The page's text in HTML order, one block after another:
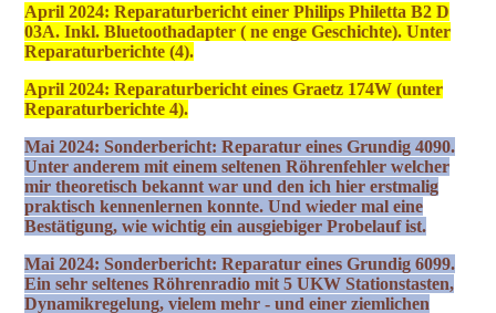
April 2024: Reparaturbericht einer Philips Philetta B2 D
03A. Inkl. Bluetoothadapter ( ne enge Geschichte). Unter
Reparaturberichte (4).
April 2024: Reparaturbericht eines Graetz 174W (unter
Reparaturberichte 4).
Mai 2024: Sonderbericht: Reparatur eines Grundig 4090.
Unter anderem mit einem seltenen Röhrenfehler welcher
mir theoretisch bekannt war und den ich hier erstmalig
praktisch kennenlernen konnte. Und wieder mal eine
Bestätigung, wie wichtig ein ausgiebiger Probelauf ist.
Mai 2024: Sonderbericht: Reparatur eines Grundig 6099.
Ein sehr seltenes Röhrenradio mit 5 UKW Stationstasten,
Dynamikregelung, vielem mehr - und einer ziemlichen